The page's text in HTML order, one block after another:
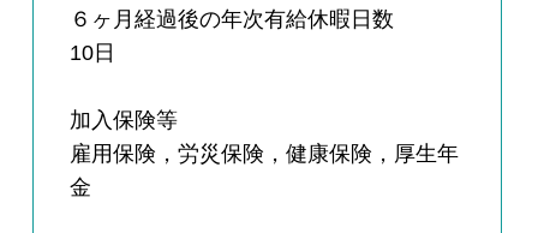
６ヶ月経過後の年次有給休暇日数
10日
加入保険等
雇用保険，労災保険，健康保険，厚生年
金